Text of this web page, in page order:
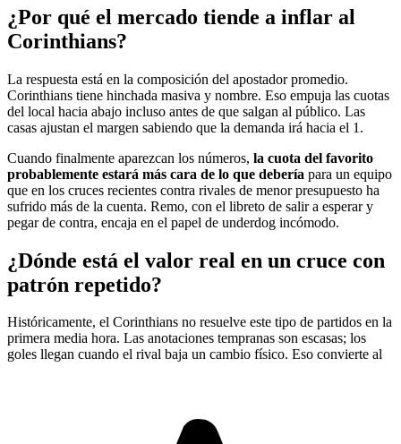
¿Por qué el mercado tiende a inflar al
Corinthians?
La respuesta está en la composición del apostador promedio.
Corinthians tiene hinchada masiva y nombre. Eso empuja las cuotas
del local hacia abajo incluso antes de que salgan al público. Las
casas ajustan el margen sabiendo que la demanda irá hacia el 1.
Cuando finalmente aparezcan los números, la cuota del favorito
probablemente estará más cara de lo que debería para un equipo
que en los cruces recientes contra rivales de menor presupuesto ha
sufrido más de la cuenta. Remo, con el libreto de salir a esperar y
pegar de contra, encaja en el papel de underdog incómodo.
¿Dónde está el valor real en un cruce con
patrón repetido?
Históricamente, el Corinthians no resuelve este tipo de partidos en la
primera media hora. Las anotaciones tempranas son escasas; los
goles llegan cuando el rival baja un cambio físico. Eso convierte al